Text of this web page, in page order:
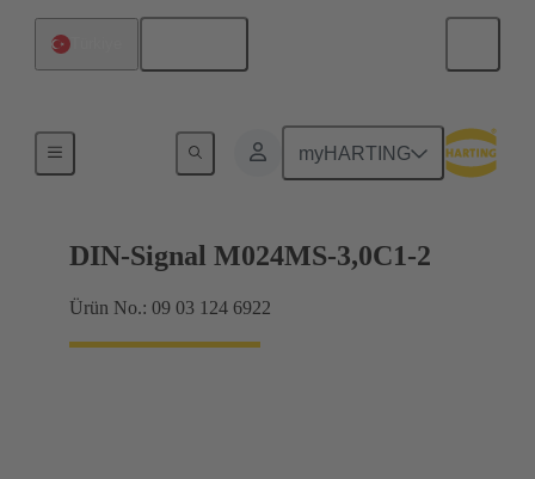
myHARTING
Anakarttan ek karta bağlantı
DIN-Signal M024MS-3,0C1-2
Ürün No.: 09 03 124 6922